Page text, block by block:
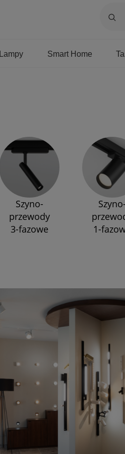
Lampy Smart Home
Szyno-
przewody
3-fazowe
1-